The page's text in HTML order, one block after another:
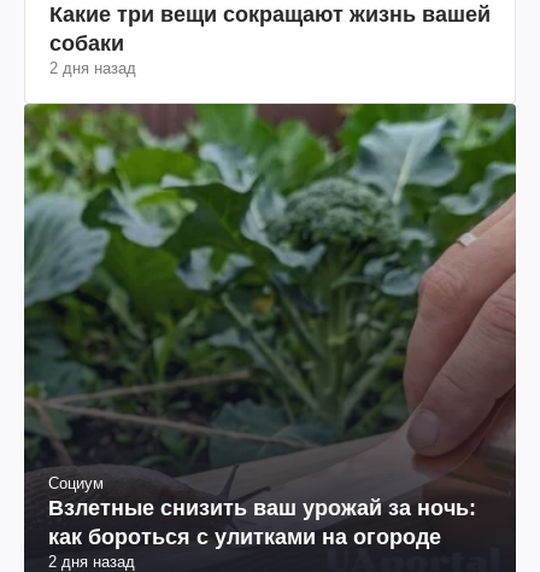
Какие три вещи сокращают жизнь вашей
собаки
2 дня назад
Социум
Взлетные снизить ваш урожай за ночь:
как бороться с улитками на огороде
2 дня назад